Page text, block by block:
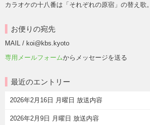
カラオケの十八番は「それぞれの原宿」の替え歌。
お便りの宛先
MAIL / koi@kbs.kyoto
専用メールフォームからメッセージを送る
最近のエントリー
2026年2月16日 月曜日 放送内容
2026年2月9日 月曜日 放送内容